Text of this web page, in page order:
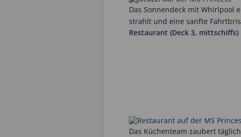
Das Sonnendeck mit Whirlpool
strahlt und eine sanfte
Restaurant (Deck 3, mittschiffs)
Das Küchenteam zaubert